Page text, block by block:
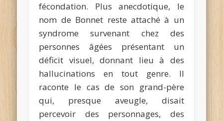
fécondation. Plus anecdotique, le
nom de Bonnet reste attaché à un
syndrome survenant chez des
personnes âgées présentant un
déficit visuel, donnant lieu à des
hallucinations en tout genre. Il
raconte le cas de son grand-père
qui, presque aveugle, disait
percevoir des personnages, des